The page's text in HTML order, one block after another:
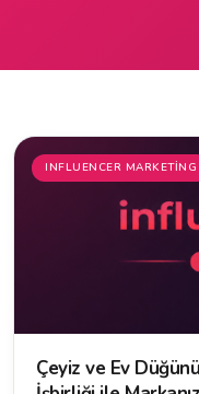
INFLUENCER MARKETING
Çeyiz ve Ev